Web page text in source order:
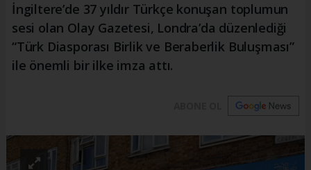
İngiltere’de 37 yıldır Türkçe konuşan toplumun
sesi olan Olay Gazetesi, Londra’da düzenlediği
“Türk Diasporası Birlik ve Beraberlik Buluşması”
ile önemli bir ilke imza attı.